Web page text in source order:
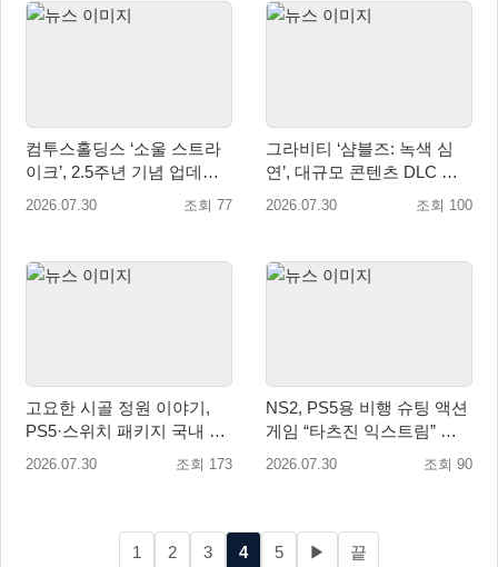
컴투스홀딩스 ‘소울 스트라
이크’, 2.5주년 기념 업데이
트… 감사 선물 풍성
2026.07.30 조회 77
그라비티 ‘샴블즈: 녹색 심
연’, 대규모 콘텐츠 DLC 정
식 출시
2026.07.30 조회 100
고요한 시골 정원 이야기,
PS5·스위치 패키지 국내 정
식 출시
2026.07.30 조회 173
NS2, PS5용 비행 슈팅 액션
게임 “타츠진 익스트림” 패
키지 버전 정식 발매!
2026.07.30 조회 90
1 2 3 4 5 ▶ 끝